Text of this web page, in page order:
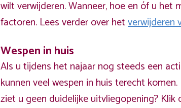
wilt verwijderen. Wanneer, hoe en óf u het
factoren. Lees verder over hetverwijderen
Wespen in huis
Als u tijdens het najaar nog steeds een
kunnen veel wespen in huis terecht
ziet u geen duidelijke uitvliegopening? Klik